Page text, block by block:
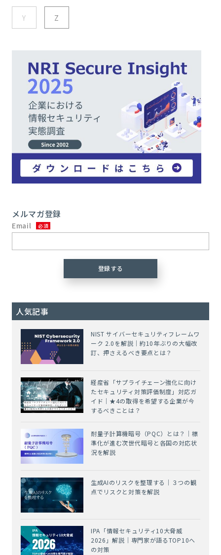
Y Z
メルマガ登録
Email
人気記事
NIST サイバーセキュリティフレームワ
ーク 2.0を解説｜約10年ぶりの大幅改
訂、押さえるべき要点とは？
経産省「サプライチェーン強化に向け
たセキュリティ対策評価制度」対応ガ
イド｜★4の取得を希望する企業が今
するべきことは？
耐量子計算機暗号（PQC）とは？｜標
準化が進む次世代暗号と各国の対応状
況を解説
生成AIのリスクを整理する｜３つの観
点でリスクと対策を解説
IPA「情報セキュリティ10大脅威
2026」解説｜専門家が語るTOP10へ
の対策